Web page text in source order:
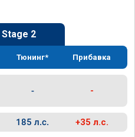
Stage 2
Тюнинг* Прибавка
- -
185 л.с. +35 л.с.